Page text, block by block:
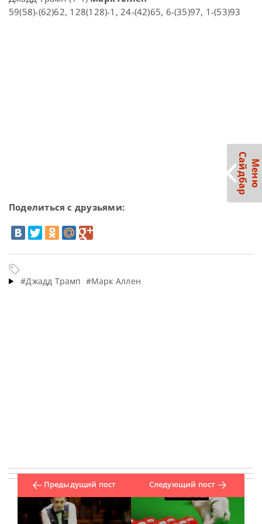
59(58)-(62)62, 128(128)-1, 24-(42)65, 6-(35)97, 1-(53)93
Поделиться с друзьями:
#Джадд Трамп #Марк Аллен
Предыдущий пост Следующий пост
М
е
н
ю
Са
й
д
б
а
р